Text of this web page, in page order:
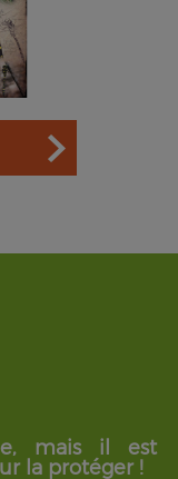
mais il est
la protéger !